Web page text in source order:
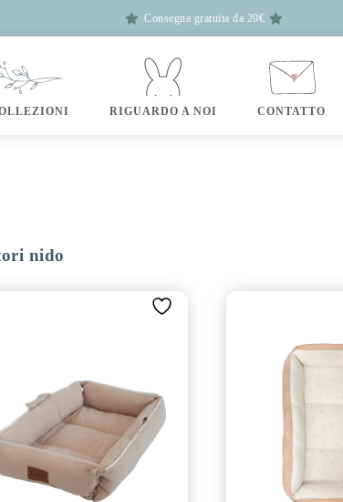
Consegna gratuita da 20€
RIGUARDO A NOI CONTATTO
nido